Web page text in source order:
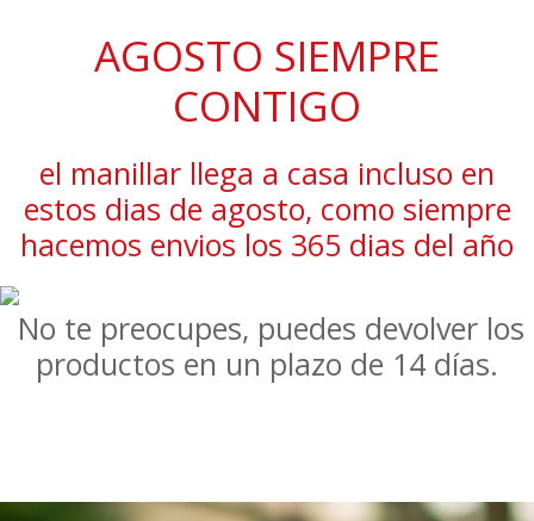
AGOSTO SIEMPRE
CONTIGO
el manillar llega a casa incluso en
estos dias de agosto, como siempre
hacemos envios los 365 dias del año
No te preocupes, puedes devolver los
productos en un plazo de 14 días.